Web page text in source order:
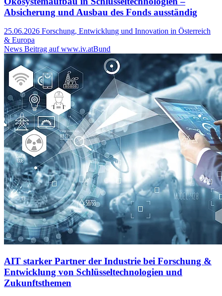
Absicherung und Ausbau des Fonds ausständig
25.06.2026 Forschung, Entwicklung und Innovation in Österreich
& Europa
News Beitrag auf www.iv.atBund
AIT starker Partner der Industrie bei Forschung &
Entwicklung von Schlüsseltechnologien und
Zukunftsthemen